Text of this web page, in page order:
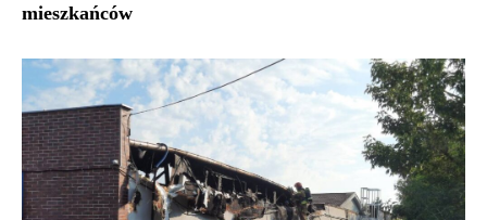
mieszkańców